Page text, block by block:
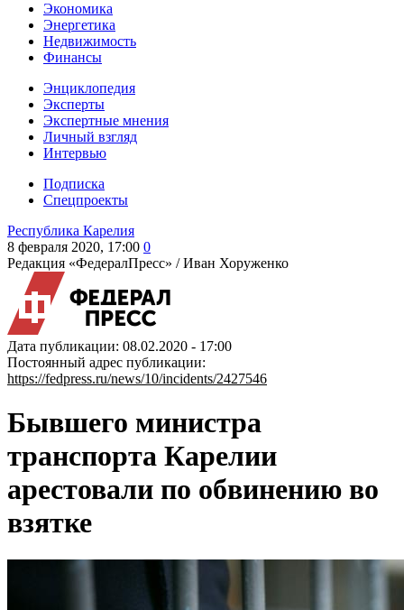
Экономика
Энергетика
Недвижимость
Финансы
Энциклопедия
Эксперты
Экспертные мнения
Личный взгляд
Интервью
Подписка
Спецпроекты
Республика Карелия
8 февраля 2020, 17:00 0
Редакция «ФедералПресс» /Иван Хоруженко
Дата публикации: 08.02.2020 - 17:00
Постоянный адрес публикации:
https://fedpress.ru/news/10/incidents/2427546
Бывшего министра
транспорта Карелии
арестовали по обвинению во
взятке